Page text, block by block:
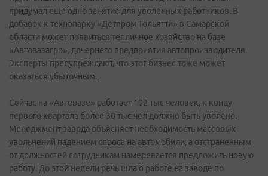
придумал еще одно занятие для уволенных работников. В
добавок к технопарку «Детпром-Тольятти» в Самарской
области может появиться тепличное хозяйство на базе
«Автовазагро», дочернего предприятия автопроизводителя.
Эксперты предупреждают, что этот бизнес тоже может
оказаться убыточным.
Сейчас на «Автовазе» работает 102 тыс человек, к концу
первого квартала более 30 тыс чел должно быть уволено.
Менеджмент завода объясняет необходимость массовых
увольнений падением спроса на автомобили, а отстраненным
от должностей сотрудникам намеревается предложить новую
работу. До этой недели речь шла о работе на заводе по